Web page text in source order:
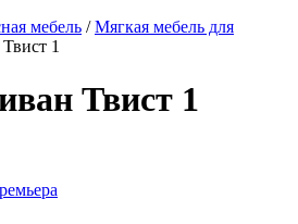
мебель /Мягкая мебель для
1
Твист 1